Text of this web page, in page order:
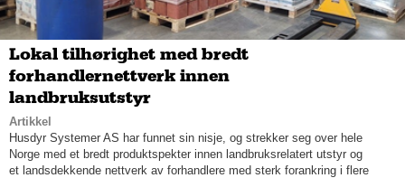
Lokal tilhørighet med bredt
forhandlernettverk innen
landbruksutstyr
Artikkel
Husdyr Systemer AS har funnet sin nisje, og strekker seg over hele
Norge med et bredt produktspekter innen landbruksrelatert utstyr og
et landsdekkende nettverk av forhandlere med sterk forankring i flere